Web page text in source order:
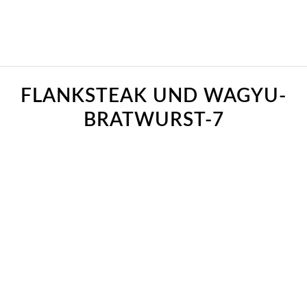
FLANKSTEAK UND WAGYU-
BRATWURST-7